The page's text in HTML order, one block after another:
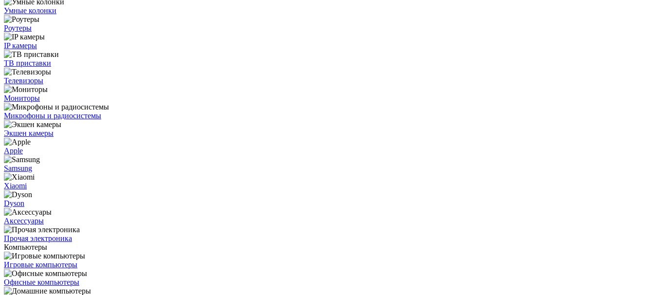
Умные колонки
Роутеры
IP камеры
ТВ приставки
Телевизоры
Мониторы
Микрофоны и радиосистемы
Экшен камеры
Apple
Samsung
Xiaomi
Dyson
Аксессуары
Прочая электроника
Компьютеры
Игровые компьютеры
Офисные компьютеры